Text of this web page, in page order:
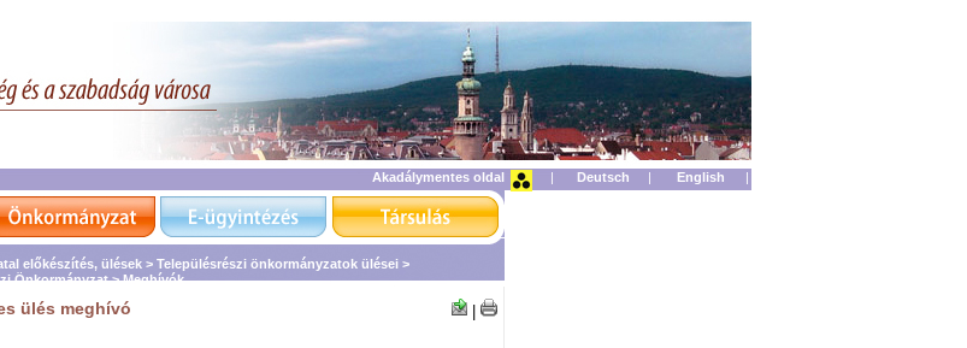
| | |
Akadálymentes oldal
előkészítés, ülések > Településrészi önkormányzatok ülései >
Önkormányzat >Meghívók
ülés meghívó